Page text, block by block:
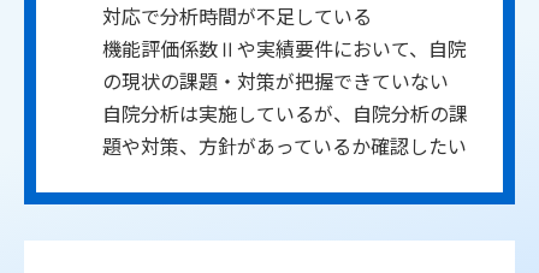
対応で分析時間が不足している
機能評価係数Ⅱや実績要件において、自院
の現状の課題・対策が把握できていない
自院分析は実施しているが、自院分析の課
題や対策、方針があっているか確認したい